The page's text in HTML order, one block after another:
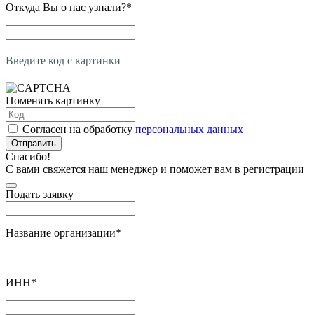
Откуда Вы о нас узнали?*
Введите код с картинки
Поменять картинку
Согласен на обработку персональных данных
Отправить
Спасибо!
С вами свяжется наш менеджер и поможет вам в регистрации
Подать заявку
Название организации*
ИНН*